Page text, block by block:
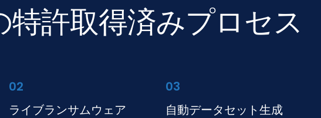
特許取得済みプロセス
02
ライブランサムウェア
03
自動データセット生成